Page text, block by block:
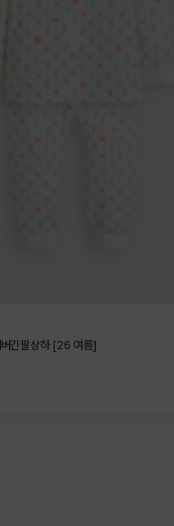
긴팔상하 [26 여름]